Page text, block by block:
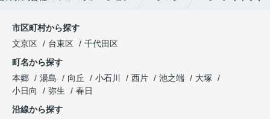
市区町村から探す
文京区
台東区
千代田区
町名から探す
本郷
湯島 向丘 小石川 西片 池之端
大塚
小日向
弥生
春日
沿線から探す